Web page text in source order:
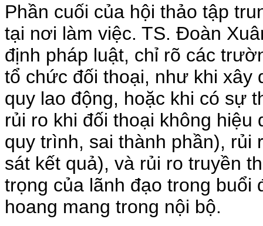
Phần cuối của hội thảo tập
tại nơi làm việc. TS. Đoàn
định pháp luật, chỉ rõ các
tổ chức đối thoại, như khi
quy lao động, hoặc khi có sự
rủi ro khi đối thoại không
quy trình, sai thành phần), rủi
sát kết quả), và rủi ro truyền
trọng của lãnh đạo trong buổi
hoang mang trong nội bộ.